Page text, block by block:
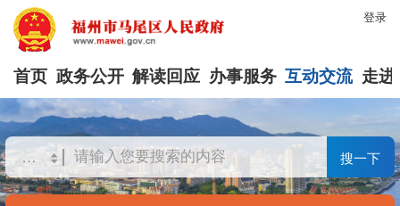
登录
首页 政务公开 解读回应 办事服务 互动交流 走进
搜一下